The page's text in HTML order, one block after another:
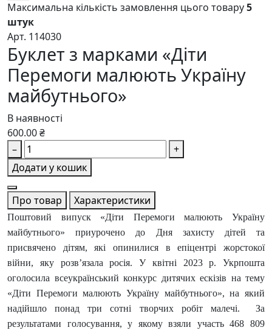
Максимальна кількість замовлення цього товару5
штук
Арт. 114030
Буклет з марками «Діти
Перемоги малюють Україну
майбутнього»
В наявності
600.00 ₴
–
+
Додати у кошик
Про товар Характеристики
Поштовий випуск «Діти Перемоги малюють Україну
майбутнього» приурочено до Дня захисту дітей та
присвячено дітям, які опинилися в епіцентрі жорстокої
війни, яку розв’язала росія. У квітні 2023 р. Укрпошта
оголосила всеукраїнський конкурс дитячих ескізів на тему
«Діти Перемоги малюють Україну майбутнього», на який
надійшло понад три сотні творчих робіт малечі. За
результатами голосування, у якому взяли участь 468 809